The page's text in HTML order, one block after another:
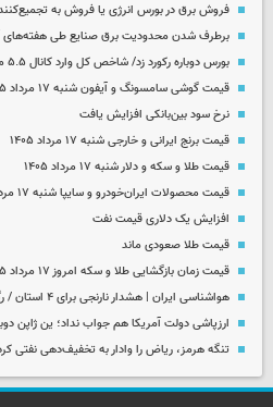
فروش برق در بورس انرژی یا فروش به
برطرف شدن محدودیت‌ برق صنایع طی هفته‌های
بورس دوباره رکورد زد/ شاخص کل وارد کانال ۵.۵ میلیون واحد شد
قیمت گوشی سامسونگ و آیفون شنبه ۱۷ مرداد ۱۴۰۵
نرخ سود بین‌بانکی افزایش یافت
قیمت برنج ایرانی و خارجی شنبه ۱۷ مرداد ۱۴۰۵
قیمت طلا و سکه و دلار شنبه ۱۷ مرداد ۱۴۰۵
قیمت محصولات ایران‌خودرو و سایپا شنبه ۱۷ مرداد ۱۴۰۵
افزایش یک دلاری قیمت نفت
قیمت طلا صعودی ماند
قیمت زمان بازگشایی طلا و سکه امروز ۱۷ مرداد ۱۴۰۵
هواشناسی ایران | هشدار نارنجی برای ۴ استان / رگبار، سیلاب و رعد و برق در شمال
ارزپاشی دولت آمریکا هم جواب نداد؛ ین ژاپن
تنگه هرمز، ریاض را وادار به تخفیف‌دهی نفتی